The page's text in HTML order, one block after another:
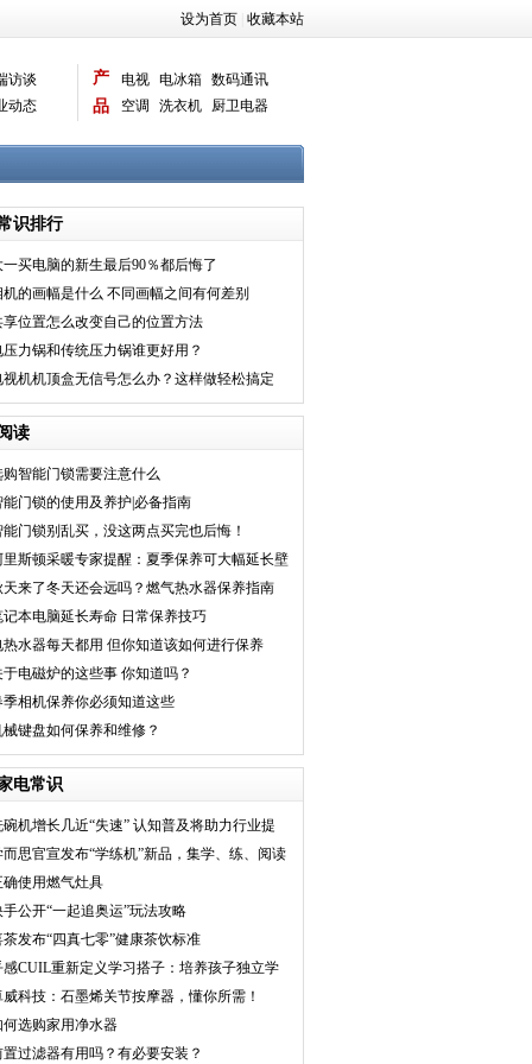
设为首页 收藏本站
访谈
动态
产
品
电视 电冰箱 数码通讯
空调
洗衣机
厨卫电器
识排行
一买电脑的新生最后90％都后悔了
机的画幅是什么 不同画幅之间有何差别
享位置怎么改变自己的位置方法
压力锅和传统压力锅谁更好用？
视机机顶盒无信号怎么办？这样做轻松搞定
读
购智能门锁需要注意什么
能门锁的使用及养护|必备指南
能门锁别乱买，没这两点买完也后悔！
里斯顿采暖专家提醒：夏季保养可大幅延长壁
炉使用寿命
天来了冬天还会远吗？燃气热水器保养指南
记本电脑延长寿命 日常保养技巧
热水器每天都用 但你知道该如何进行保养
？
于电磁炉的这些事 你知道吗？
季相机保养你必须知道这些
械键盘如何保养和维修？
电常识
碗机增长几近“失速” 认知普及将助力行业提
而思官宣发布“学练机”新品，集学、练、阅读
确使用燃气灶具
手公开“一起追奥运”玩法攻略
茶发布“四真七零”健康茶饮标准
感CUIL重新定义学习搭子：培养孩子独立学
新利
威科技：石墨烯关节按摩器，懂你所需！
何选购家用净水器
置过滤器有用吗？有必要安装？